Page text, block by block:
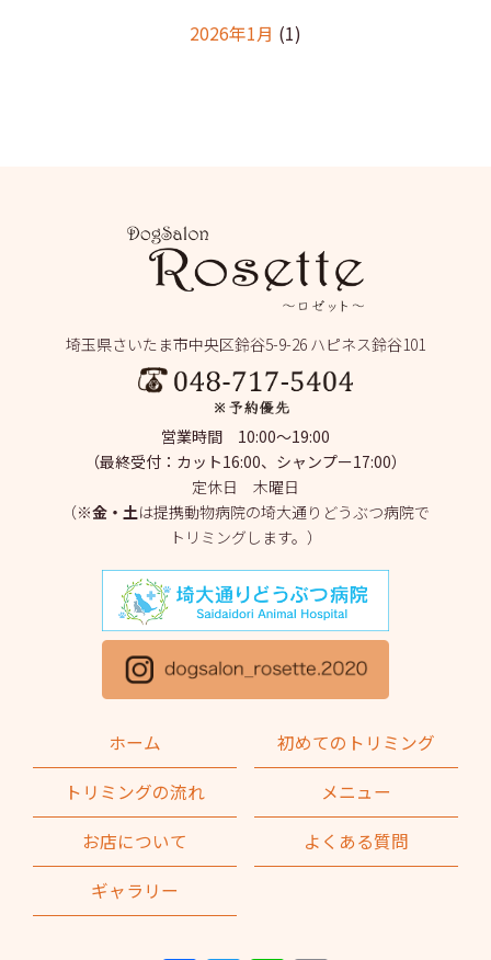
2026年1月 (1)
2025年8月(2)
(2)
2025年5月(4)
2025年4月
(1)
2025年3月(2)
2025年2月(4)
2025年1月(1)
2024年12月(1)
2024年10月(2)
2024年9月
埼玉県さいたま市中央区鈴谷5-9-26 ハピネス鈴谷101
営業時間 10:00～19:00
（最終受付：カット16:00、シャンプー17:00）
定休日 木曜日
（※金・土は提携動物病院の埼大通りどうぶつ病院で
トリミングします。）
ホーム
初めてのトリミング
トリミングの流れ
メニュー
お店について
よくある質問
ギャラリー